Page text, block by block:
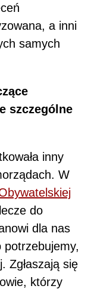
a inni
samych
szczególne
inny
W
do
dla nas
potrzebujemy,
Zgłaszają się
którzy